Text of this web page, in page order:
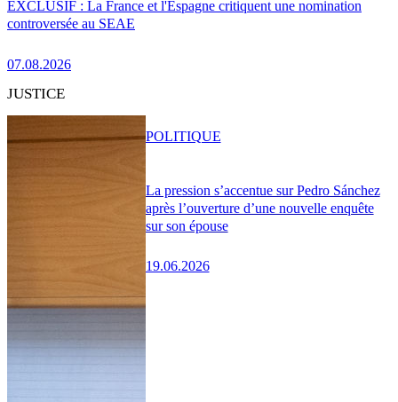
EXCLUSIF : La France et l'Espagne critiquent une nomination
controversée au SEAE
07.08.2026
JUSTICE
La pression s’accentue sur Pedro Sánchez
après l’ouverture d’une nouvelle enquête
sur son épouse
19.06.2026
POLITIQUE